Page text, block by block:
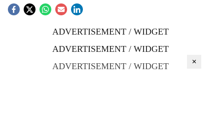
ADVERTISEMENT / WIDGET
ADVERTISEMENT / WIDGET
ADVERTISEMENT / WIDGET
×